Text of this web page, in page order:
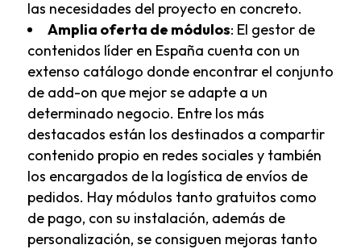
las necesidades del proyecto en concreto.
Amplia oferta de módulos: El gestor de
contenidos líder en España cuenta con un
extenso catálogo donde encontrar el conjunto
de add-on que mejor se adapte a un
determinado negocio. Entre los más
destacados están los destinados a compartir
contenido propio en redes sociales y también
los encargados de la logística de envíos de
pedidos. Hay módulos tanto gratuitos como
de pago, con su instalación, además de
personalización, se consiguen mejoras tanto